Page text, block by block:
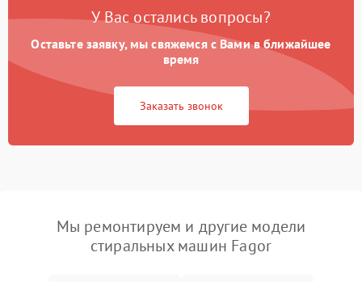
У Вас остались вопросы?
Оставьте заявку, мы свяжемся с Вами в ближайшее
время
Заказать звонок
Мы ремонтируем и другие модели
стиральных машин Fagor